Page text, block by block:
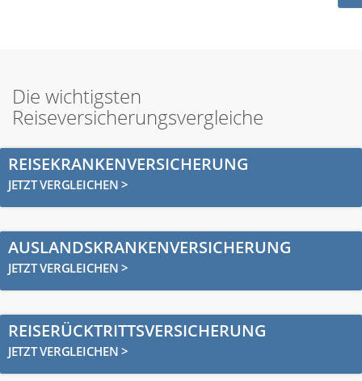
Die wichtigsten
Reiseversicherungsvergleiche
REISEKRANKENVERSICHERUNG
JETZT VERGLEICHEN >
AUSLANDSKRANKENVERSICHERUNG
JETZT VERGLEICHEN >
REISERÜCKTRITTSVERSICHERUNG
JETZT VERGLEICHEN >